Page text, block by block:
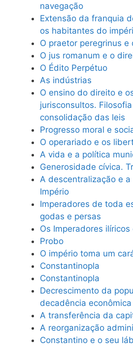
navegação
Extensão da franquia
os habitantes do
O praetor peregrinus e
O jus romanum e o
O Édito Perpétuo
As indústrias
O ensino do direito e
jurisconsultos.
consolidação das leis
Progresso moral e
O operariado e os
A vida e a política
Generosidade cívica.
A descentralização e
Império
Imperadores de toda
godas e persas
Os Imperadores ilíricos
Probo
O império toma um
Constantinopla
Constantinopla
Decrescimento da
decadência econômica
A transferência da
A reorganização
Constantino e o seu